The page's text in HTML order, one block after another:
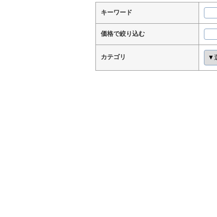
キーワード
価格で絞り込む
カテゴリ